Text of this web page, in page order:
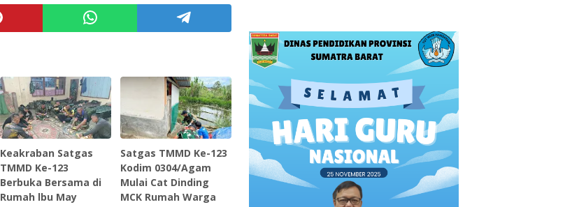
Keakraban Satgas
TMMD Ke-123
Berbuka Bersama di
Rumah lbu May
Satgas TMMD Ke-123
Kodim 0304/Agam
Mulai Cat Dinding
MCK Rumah Warga